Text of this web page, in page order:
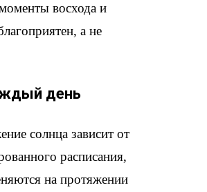
восхода и
а не
день
солнца зависит от
расписания,
на протяжении